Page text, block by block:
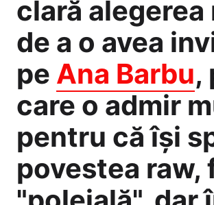
clară alegerea
de a o avea
pe Ana Barbu,
care o admir
pentru că își
povestea raw,